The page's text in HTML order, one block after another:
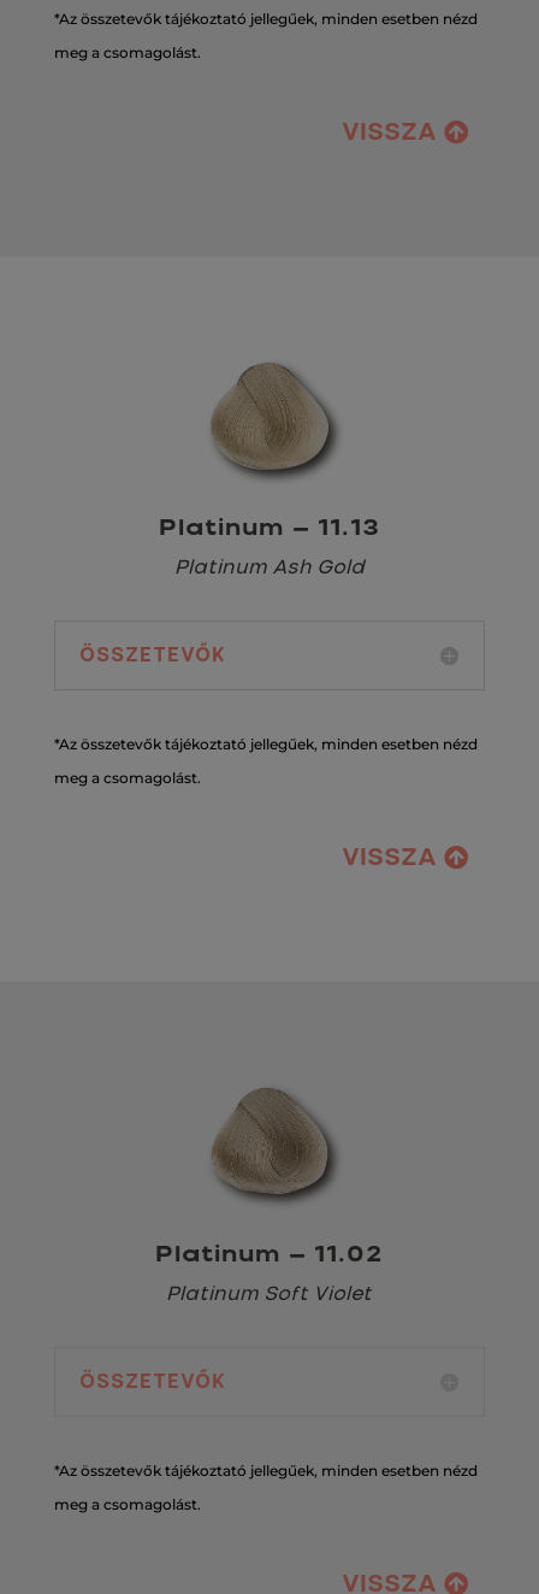
*Az összetevők tájékoztató jellegűek, minden esetben nézd
meg a csomagolást.
VISSZA
Platinum – 11.13
Platinum Ash Gold
ÖSSZETEVŐK
*Az összetevők tájékoztató jellegűek, minden esetben nézd
meg a csomagolást.
VISSZA
Platinum – 11.02
Platinum Soft Violet
ÖSSZETEVŐK
*Az összetevők tájékoztató jellegűek, minden esetben nézd
meg a csomagolást.
VISSZA